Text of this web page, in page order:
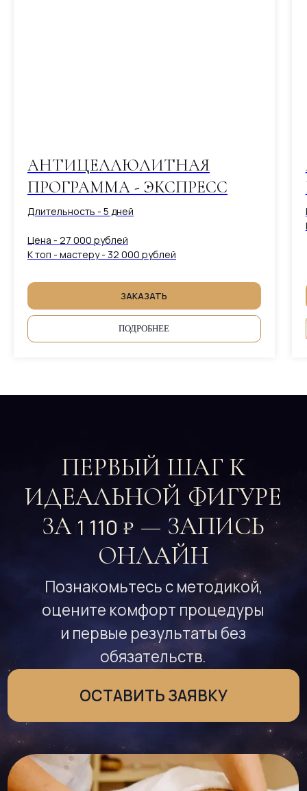
АНТИЦЕЛЛЮЛИТНАЯ
ПРОГРАММА - ЭКСПРЕСС
Длительность - 5 дней
Цена - 27 000 рублей
К топ - мастеру - 32 000 рублей
ЗАКАЗАТЬ
ПОДРОБНЕЕ
МЕНЮ
Центр массажа и СПА
Подарочные сертификаты
СПА школа
Коррекция фигуры
ИНФОРМАЦИЯ
Противопоказания
Оферта на оказание СПА-услуг
«Спакотики»
Реквизиты
скидки и акции не суммируются